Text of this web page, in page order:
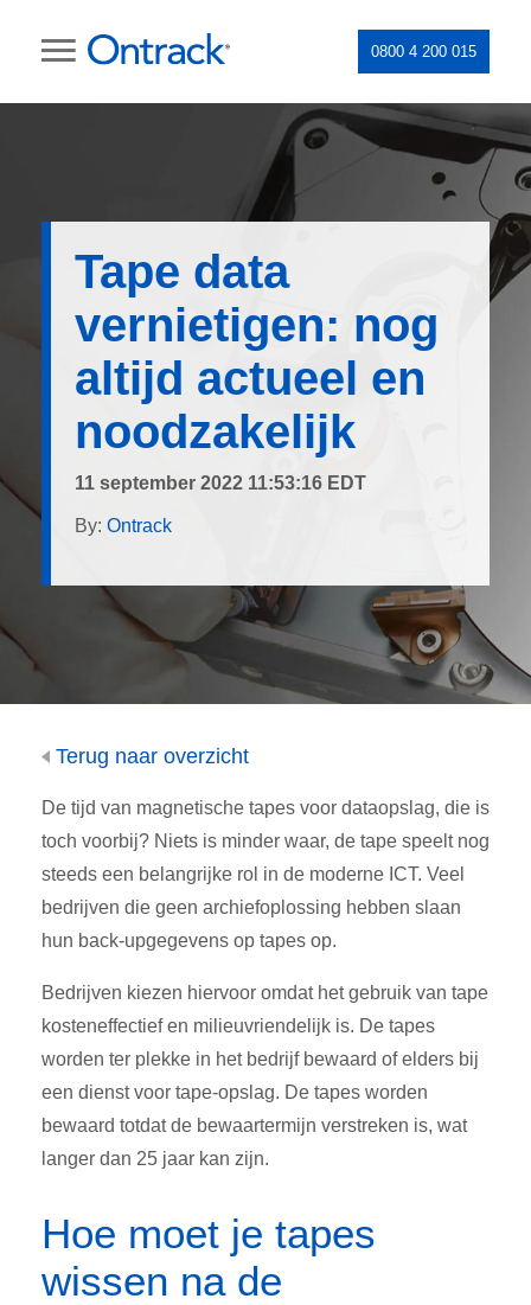
0800 4 200 015
Tape data
vernietigen: nog
altijd actueel en
noodzakelijk
11 september 2022 11:53:16 EDT
By: Ontrack
Terug naar overzicht
De tijd van magnetische tapes voor dataopslag, die is
toch voorbij? Niets is minder waar, de tape speelt nog
steeds een belangrijke rol in de moderne ICT. Veel
bedrijven die geen archiefoplossing hebben slaan
hun back-upgegevens op tapes op.
Bedrijven kiezen hiervoor omdat het gebruik van tape
kosteneffectief en milieuvriendelijk is. De tapes
worden ter plekke in het bedrijf bewaard of elders bij
een dienst voor tape-opslag. De tapes worden
bewaard totdat de bewaartermijn verstreken is, wat
langer dan 25 jaar kan zijn.
Hoe moet je tapes
wissen na de